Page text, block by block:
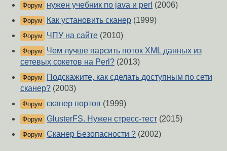
Форум нужен учебник по java и perl (2006)
Форум Как установить сканер (1999)
Форум ЧПУ на сайте (2010)
Форум
Чем лучше парсить поток XML данных из
сетевых сокетов на Perl? (2013)
Форум
Подскажите, как сделать доступным по сети
сканер? (2003)
Форум сканер портов (1999)
Форум GlusterFS. Нужен стресс-тест (2015)
Форум Сканер Безопасности ? (2002)